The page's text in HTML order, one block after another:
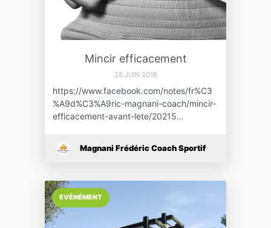
Mincir efficacement
28 JUIN 2018
https://www.facebook.com/notes/fr%C3
%A9d%C3%A9ric-magnani-coach/mincir-
efficacement-avant-lete/20215…
Magnani Frédéric Coach Sportif
EVÉNÉMENT